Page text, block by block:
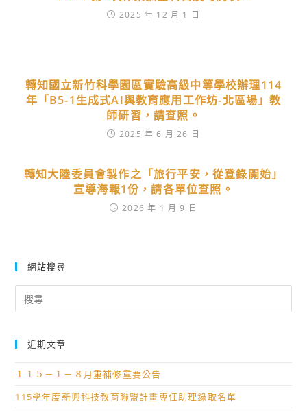
2025 年 12 月 1 日
轉知國立新竹科學園區實驗高級中等學校辦理114
年「B5-1生成式AI與教育應用工作坊-北區場」教
師研習，請查照。
2025 年 6 月 26 日
轉知大陸委員會製作之「旅行平安，從登錄開始」
宣導海報1份，請各單位查照。
2026 年 1 月 9 日
網站搜尋
for:
近期文章
１１５－１－８月重補修重要公告
115學年度新興科技教育聯盟計畫專任助理錄取名單